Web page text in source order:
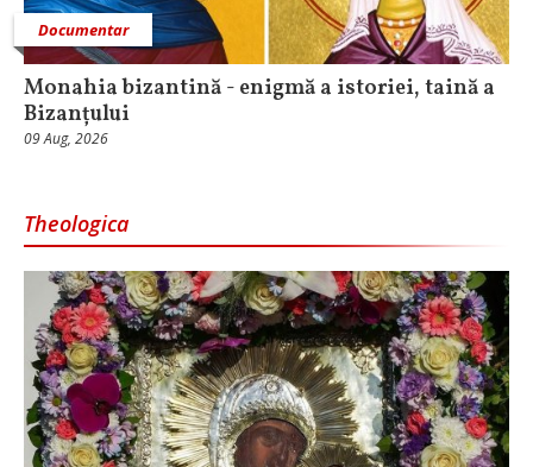
Documentar
Monahia bizantină - enigmă a istoriei, taină a
Bizanțului
09 Aug, 2026
Theologica